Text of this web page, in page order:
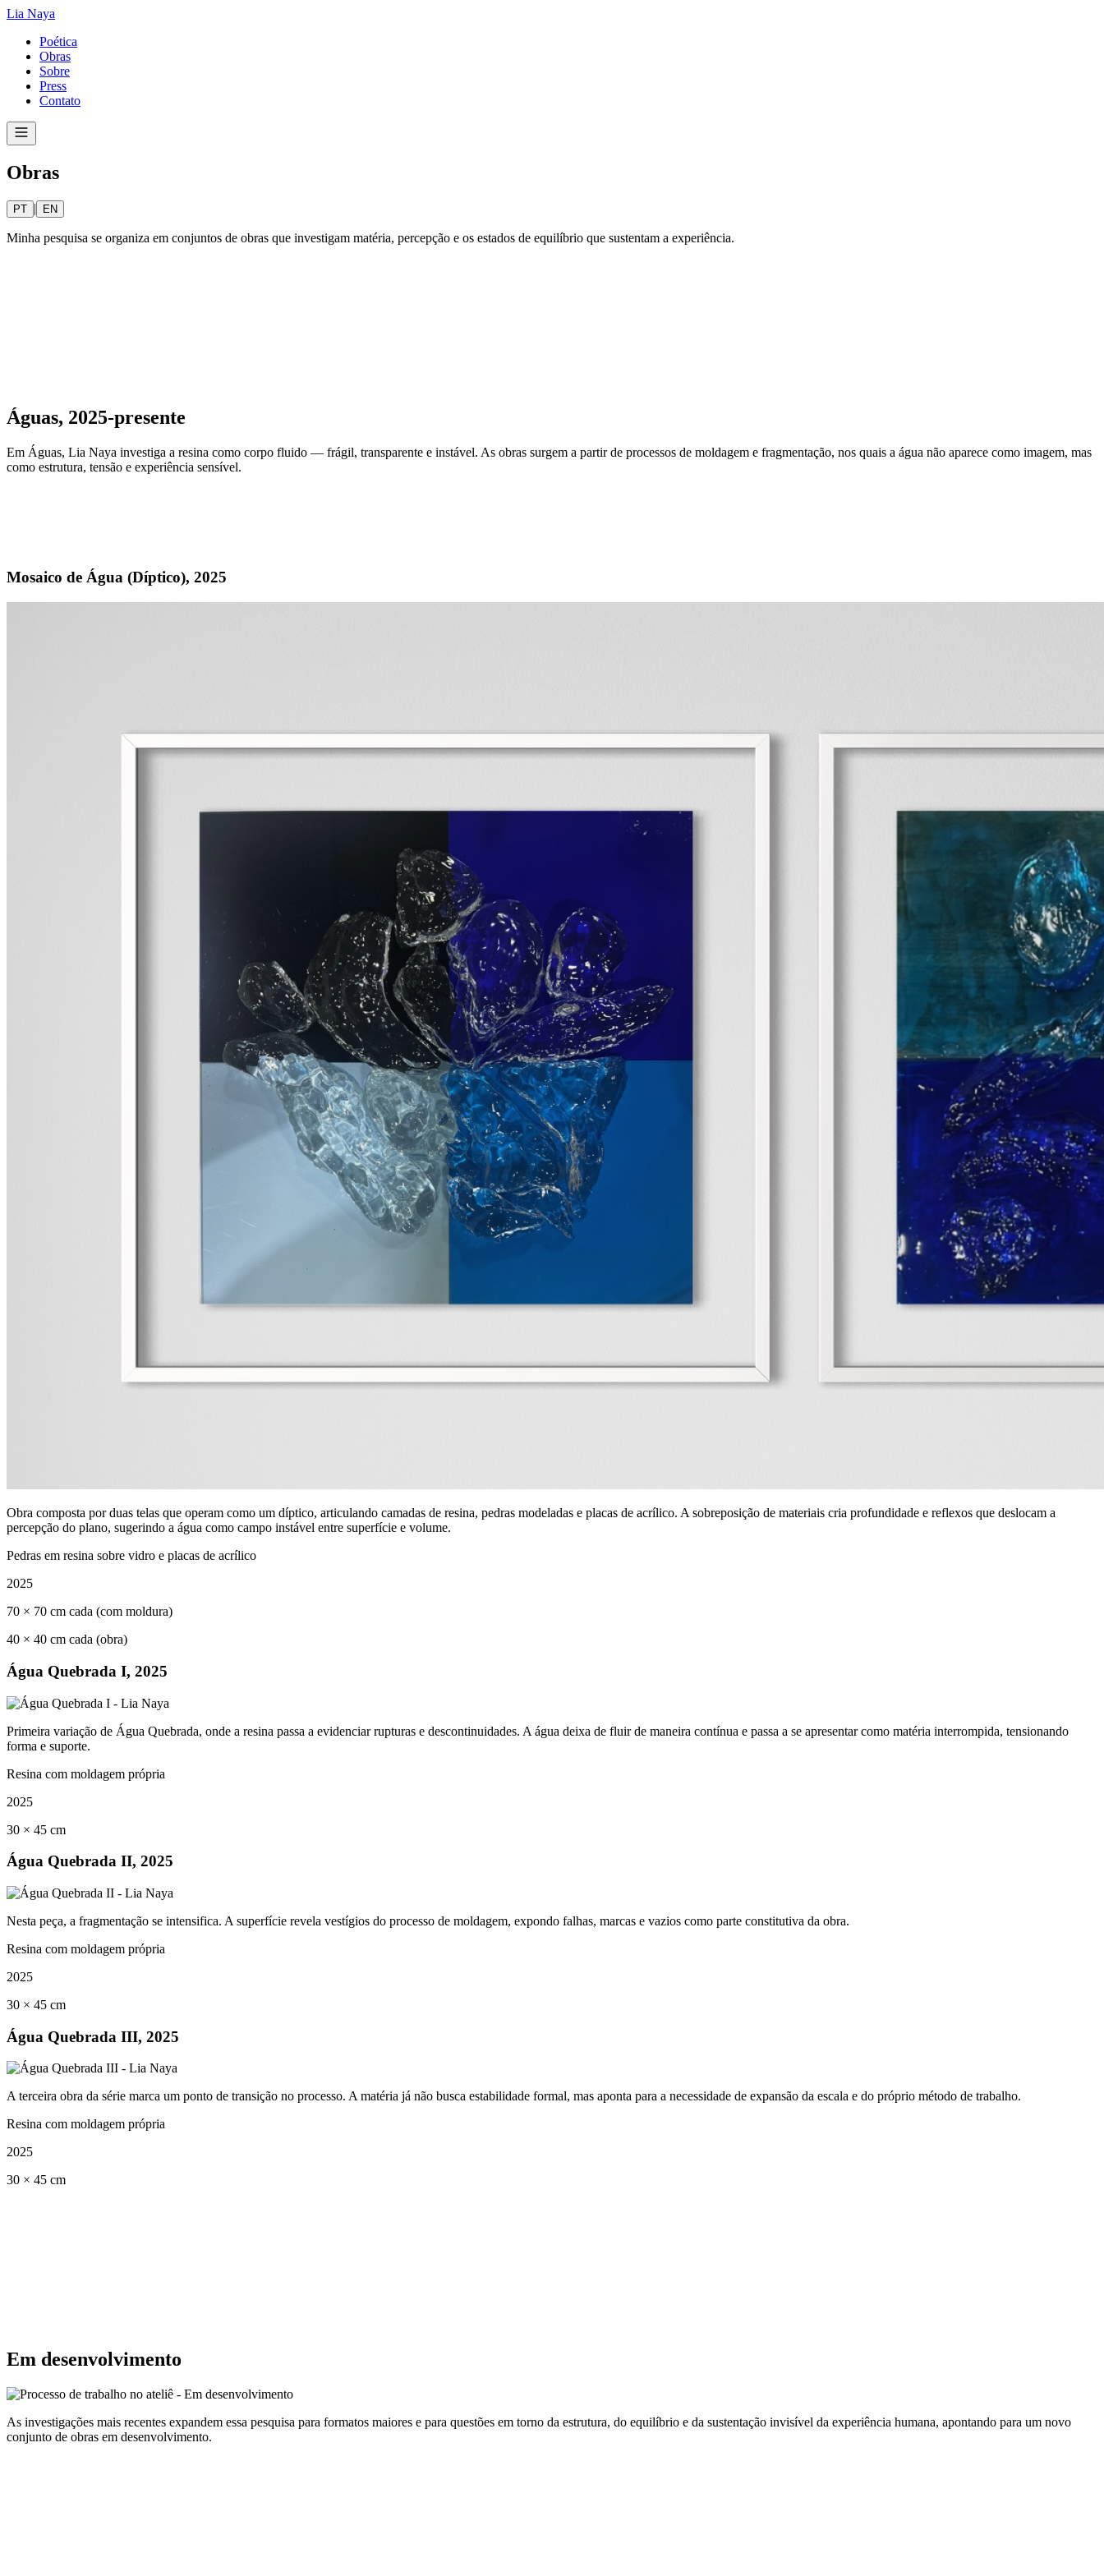
Lia Naya
Poética
Obras
Sobre
Press
Contato
Obras
PT | EN
Minha pesquisa se organiza em conjuntos de obras que investigam matéria, percepção e os estados de equilíbrio que sustentam a experiência.
Águas, 2025-presente
Em Águas, Lia Naya investiga a resina como corpo fluido — frágil, transparente e instável. As obras surgem a partir de processos de moldagem e fragmentação, nos quais a água não aparece como imagem, mas
como estrutura, tensão e experiência sensível.
Mosaico de Água (Díptico), 2025
Obra composta por duas telas que operam como um díptico, articulando camadas de resina, pedras modeladas e placas de acrílico. A sobreposição de materiais cria profundidade e reflexos que deslocam a
percepção do plano, sugerindo a água como campo instável entre superfície e volume.
Pedras em resina sobre vidro e placas de acrílico
2025
70 × 70 cm cada (com moldura)
40 × 40 cm cada (obra)
Água Quebrada I, 2025
Primeira variação de Água Quebrada, onde a resina passa a evidenciar rupturas e descontinuidades. A água deixa de fluir de maneira contínua e passa a se apresentar como matéria interrompida, tensionando
forma e suporte.
Resina com moldagem própria
2025
30 × 45 cm
Água Quebrada II, 2025
Nesta peça, a fragmentação se intensifica. A superfície revela vestígios do processo de moldagem, expondo falhas, marcas e vazios como parte constitutiva da obra.
Resina com moldagem própria
2025
30 × 45 cm
Água Quebrada III, 2025
A terceira obra da série marca um ponto de transição no processo. A matéria já não busca estabilidade formal, mas aponta para a necessidade de expansão da escala e do próprio método de trabalho.
Resina com moldagem própria
2025
30 × 45 cm
Em desenvolvimento
As investigações mais recentes expandem essa pesquisa para formatos maiores e para questões em torno da estrutura, do equilíbrio e da sustentação invisível da experiência humana, apontando para um novo
conjunto de obras em desenvolvimento.